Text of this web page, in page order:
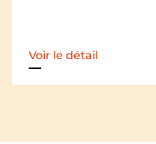
Voir le détail